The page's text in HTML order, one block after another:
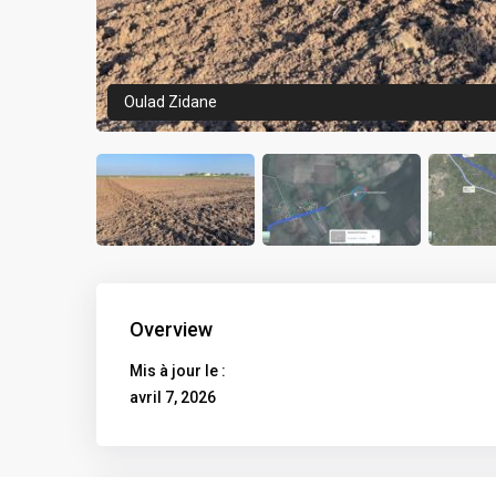
Oulad Zidane
Overview
Mis à jour le :
avril 7, 2026